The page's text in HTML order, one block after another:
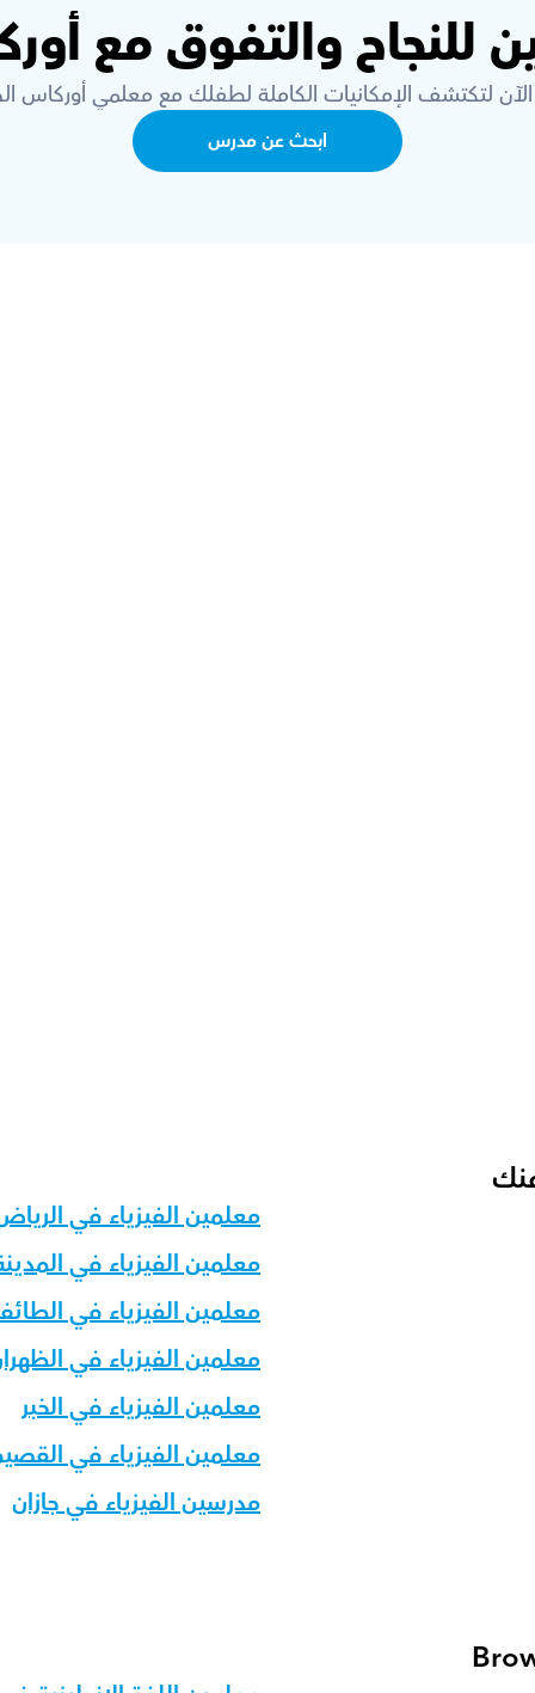
للنجاح والتفوق مع
الآن لتكتشف الإمكانيات الكاملة لطفلك مع معلمي أوركاس
ابحث عن مدرس
معلمين الفيزياء في
معلمين الفيزياء في
معلمين الفيزياء في
معلمين الفيزياء في
معلمين الفيزياء في الخبر
معلمين الفيزياء في
مدرسين الفيزياء في جازان